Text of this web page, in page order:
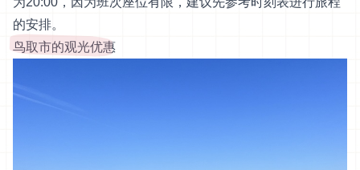
的安排。
鸟取市的观光优惠